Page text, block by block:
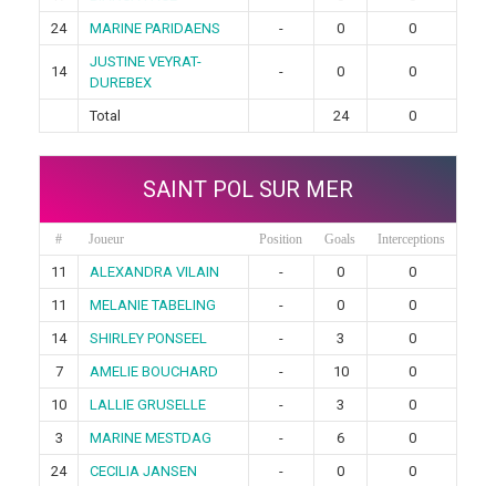
24
MARINE PARIDAENS - 0 0
14
JUSTINE VEYRAT-
DUREBEX
- 0 0
Total 24 0
SAINT POL SUR MER
# Joueur Position Goals Interceptions
11 ALEXANDRA VILAIN - 0
0
11
MELANIE TABELING - 0
0
14
SHIRLEY PONSEEL - 3
0
7
AMELIE BOUCHARD - 10
0
10
LALLIE GRUSELLE - 3
0
3
MARINE MESTDAG - 6
0
24
CECILIA JANSEN - 0
0